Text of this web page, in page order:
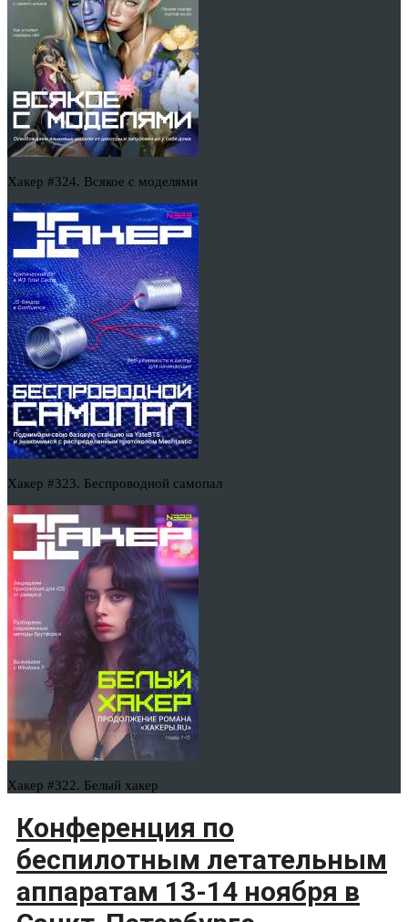
Хакер #324. Всякое с моделями
Хакер #323. Беспроводной самопал
Хакер #322. Белый хакер
Конференция по
беспилотным летательным
аппаратам 13-14 ноября в